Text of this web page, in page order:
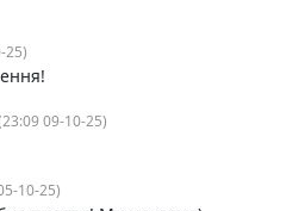
25)
09-10-25)
10-25)